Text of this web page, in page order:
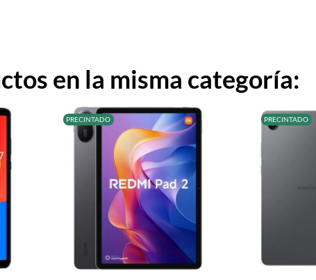
en la misma categoría:
PRECINTADO PRECINTADO